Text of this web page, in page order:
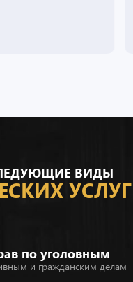
ВИДЫ
УСЛУГ
по уголовным
и гражданским делам